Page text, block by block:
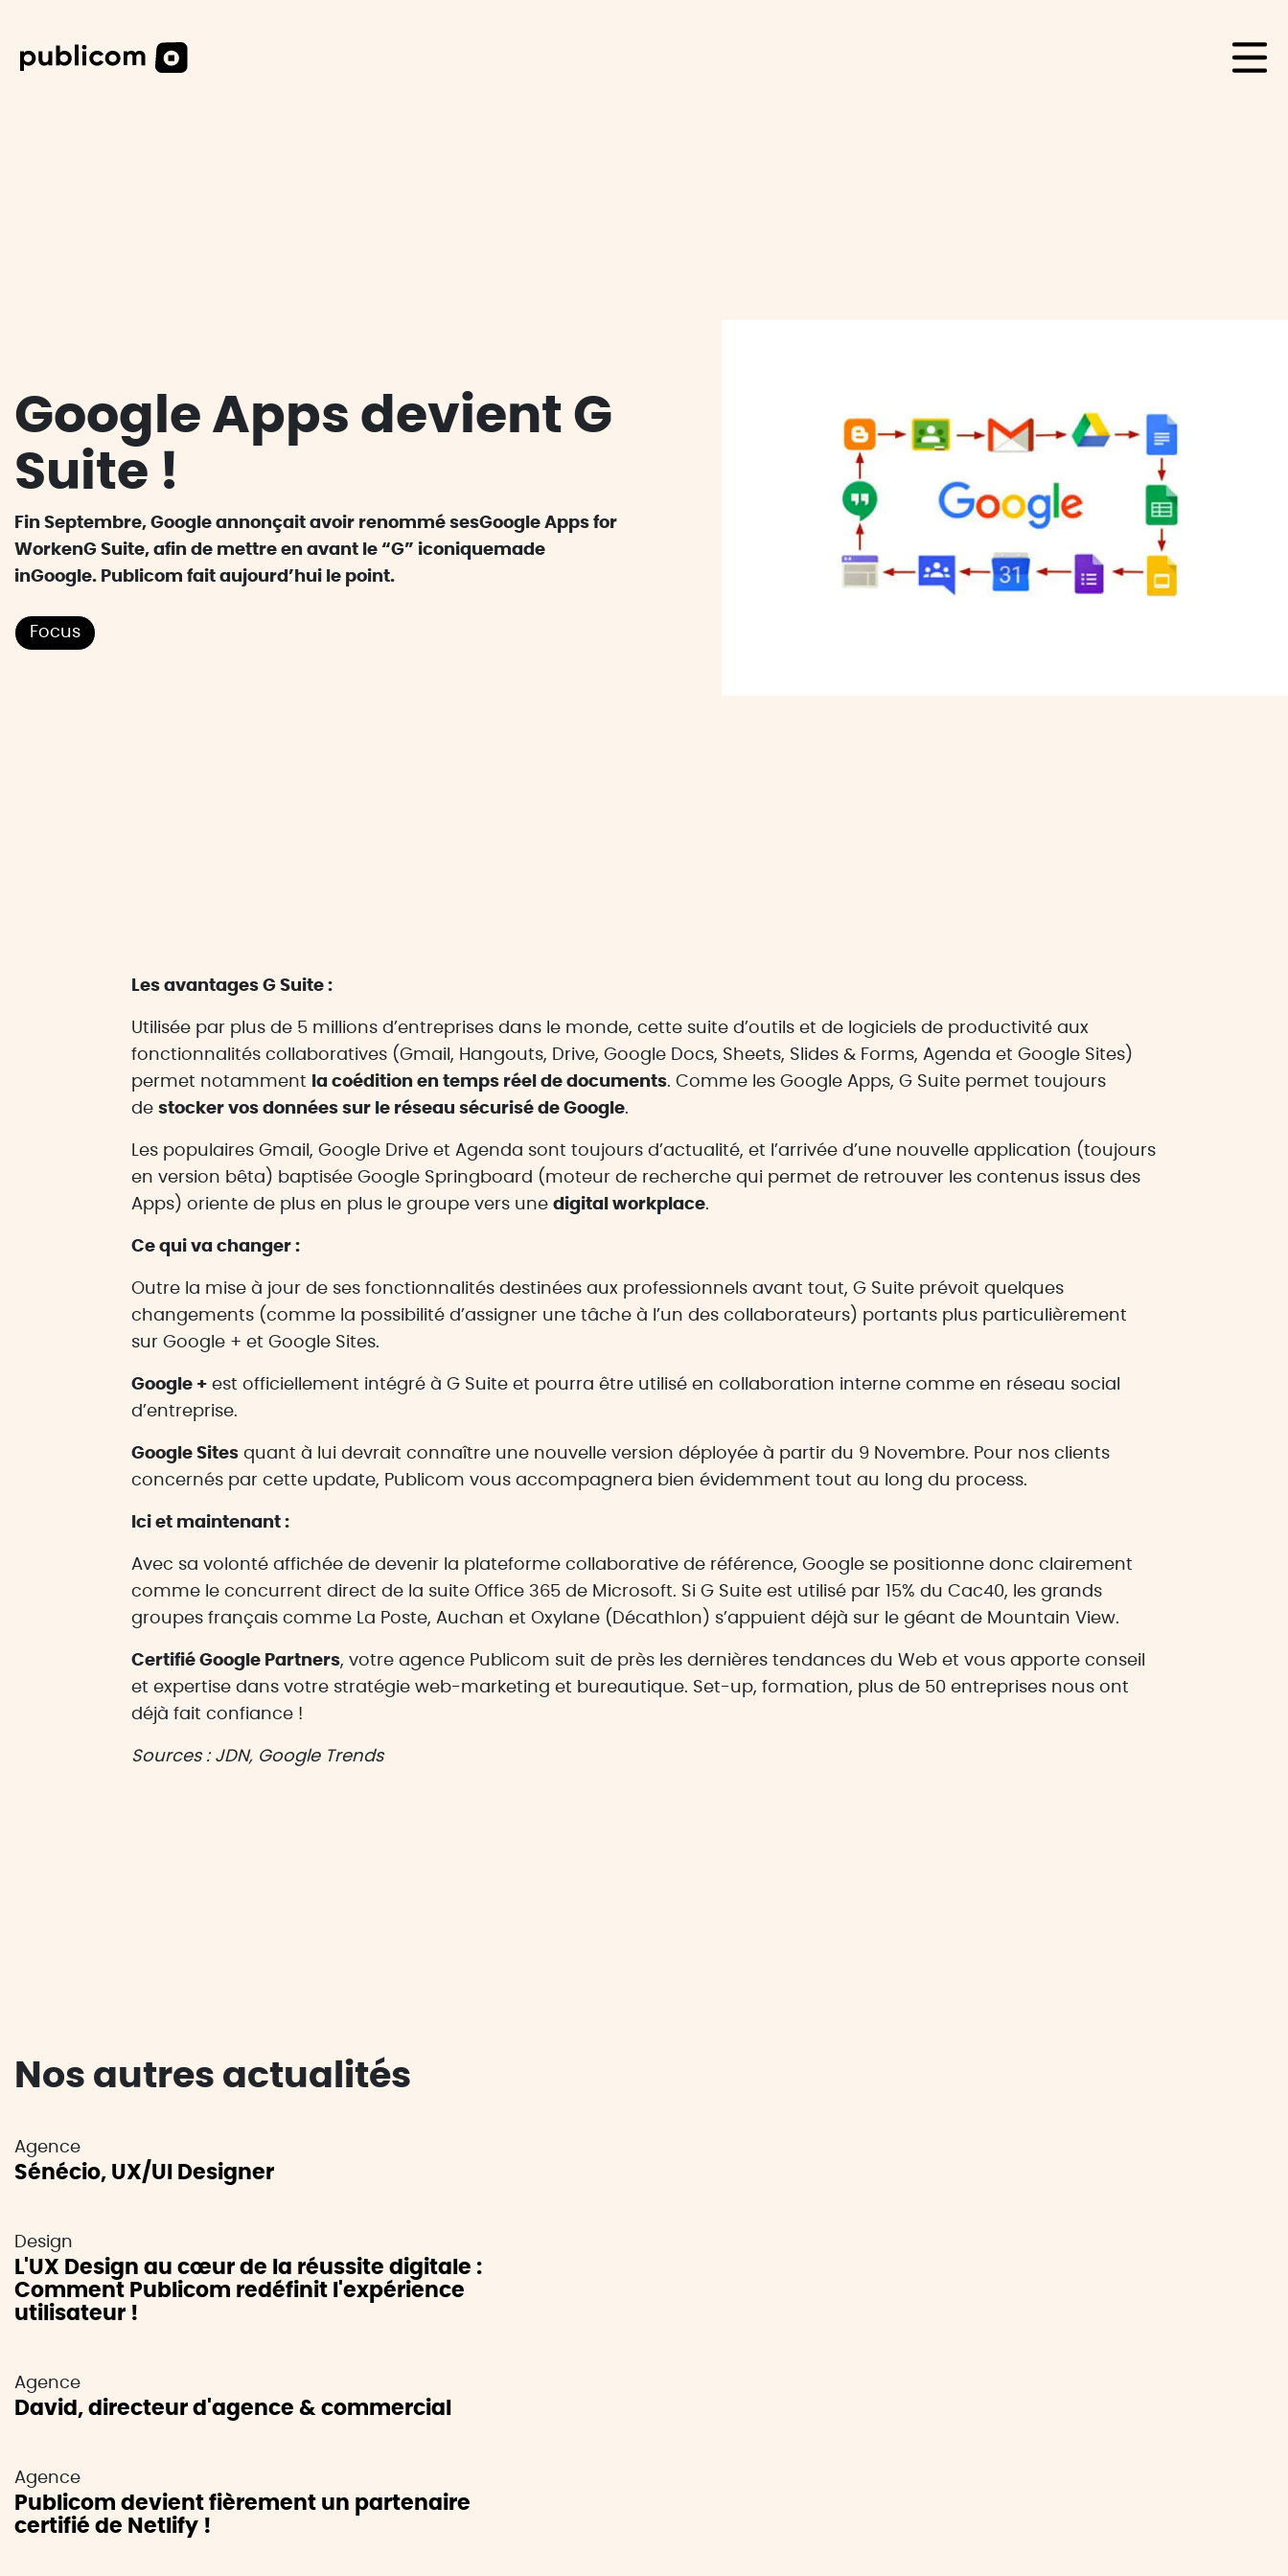
Google Apps devient G
Suite !
Fin Septembre, Google annonçait avoir renommé sesGoogle Apps for
WorkenG Suite, afin de mettre en avant le “G” iconiquemade
inGoogle. Publicom fait aujourd’hui le point.
Focus
Les avantages G Suite :
Utilisée par plus de 5 millions d’entreprises dans le monde, cette suite d’outils et de logiciels de productivité aux
fonctionnalités collaboratives (Gmail, Hangouts, Drive, Google Docs, Sheets, Slides & Forms, Agenda et Google Sites)
permet notamment
la coédition en temps réel de documents. Comme les Google Apps, G Suite permet toujours
de stocker vos données sur le réseau sécurisé de Google.
Les populaires Gmail, Google Drive et Agenda sont toujours d’actualité, et l’arrivée d’une nouvelle application (toujours
en version bêta) baptisée Google Springboard (moteur de recherche qui permet de retrouver les contenus issus des
Apps) oriente de plus en plus le groupe vers une digital workplace.
Ce qui va changer :
Outre la mise à jour de ses fonctionnalités destinées aux professionnels avant tout, G Suite prévoit quelques
changements (comme la possibilité d’assigner une tâche à l’un des collaborateurs) portants plus particulièrement
sur Google + et Google Sites.
Google + est officiellement intégré à G Suite et pourra être utilisé en collaboration interne comme en réseau social
d’entreprise.
Google Sites quant à lui devrait connaître une nouvelle version déployée à partir du 9 Novembre. Pour nos clients
concernés par cette update, Publicom vous accompagnera bien évidemment tout au long du process.
Ici et maintenant :
Avec sa volonté affichée de devenir la plateforme collaborative de référence, Google se positionne donc clairement
comme le concurrent direct de la suite Office 365 de Microsoft. Si G Suite est utilisé par 15% du Cac40, les grands
groupes français comme La Poste, Auchan et Oxylane (Décathlon) s’appuient déjà sur le géant de Mountain View.
Certifié Google Partners, votre agence Publicom suit de près les dernières tendances du Web et vous apporte conseil
et expertise dans votre stratégie web-marketing et bureautique. Set-up, formation, plus de 50 entreprises nous ont
déjà fait confiance !
Sources : JDN, Google Trends
Nos autres actualités
Agence
Sénécio, UX/UI Designer
Design
L'UX Design au cœur de la réussite digitale :
Comment Publicom redéfinit l'expérience
utilisateur !
Agence
David, directeur d'agence & commercial
Agence
Publicom devient fièrement un partenaire
certifié de Netlify !